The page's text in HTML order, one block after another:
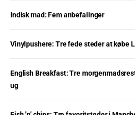
Indisk mad: Fem anbefalinger
Vinylpushere: Tre fede steder at købe
English Breakfast: Tre
ug